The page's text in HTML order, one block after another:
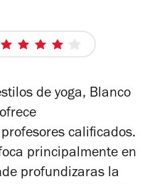
4
5
estrellas
de yoga, Blanco
calificados.
principalmente en
profundizaras la